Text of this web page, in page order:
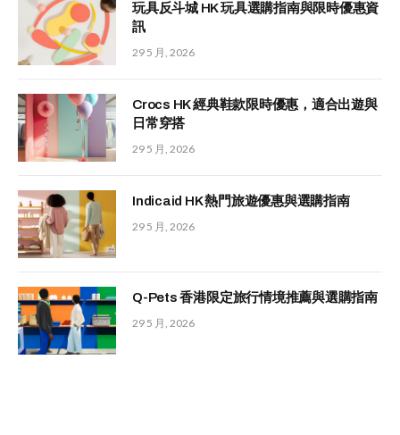
玩具反斗城 HK 玩具選購指南與限時優惠資
訊
29 5 月, 2026
Crocs HK 經典鞋款限時優惠，適合出遊與
日常穿搭
29 5 月, 2026
Indicaid HK 熱門旅遊優惠與選購指南
29 5 月, 2026
Q-Pets 香港限定旅行情境推薦與選購指南
29 5 月, 2026